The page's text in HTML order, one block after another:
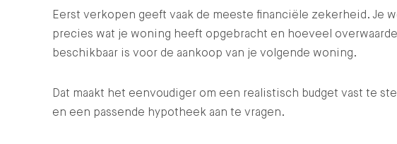
Eerst verkopen geeft vaak de meeste financiële zekerheid. Je
precies wat je woning heeft opgebracht en hoeveel overwaarde
beschikbaar is voor de aankoop van je volgende woning.
Dat maakt het eenvoudiger om een realistisch budget vast te
en een passende hypotheek aan te vragen.